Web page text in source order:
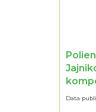
Data